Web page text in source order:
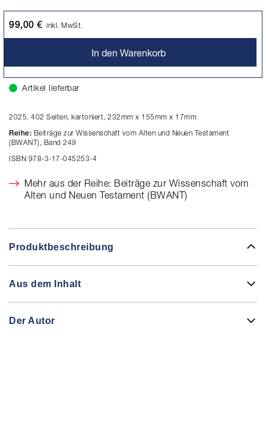
99,00 € inkl. MwSt.
In den Warenkorb
Artikel lieferbar
2025. 402 Seiten, kartoniert, 232mm x 155mm x 17mm
Reihe: Beiträge zur Wissenschaft vom Alten und Neuen Testament
(BWANT), Band 249
ISBN 978-3-17-045253-4
Mehr aus der Reihe: Beiträge zur Wissenschaft vom
Alten und Neuen Testament (BWANT)
Produktbeschreibung
Aus dem Inhalt
Der Autor